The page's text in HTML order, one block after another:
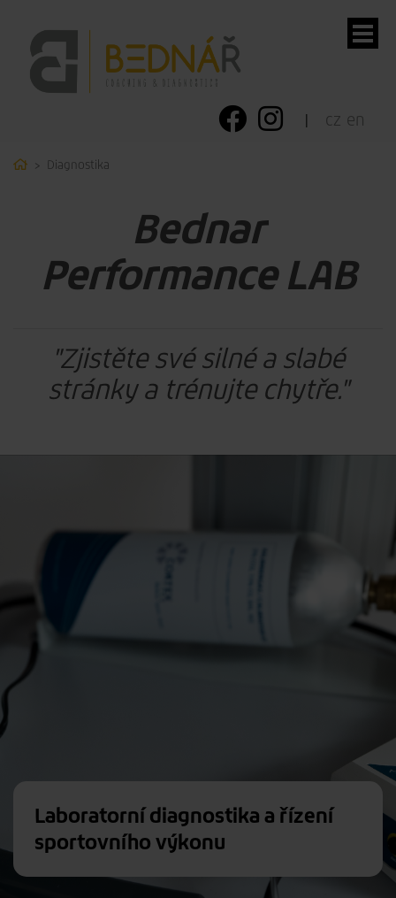
cz en
HomeDiagnostika
Bednar
Performance LAB
"Zjistěte své silné a slabé
stránky a trénujte chytře."
Laboratorní diagnostika a řízení
sportovního výkonu